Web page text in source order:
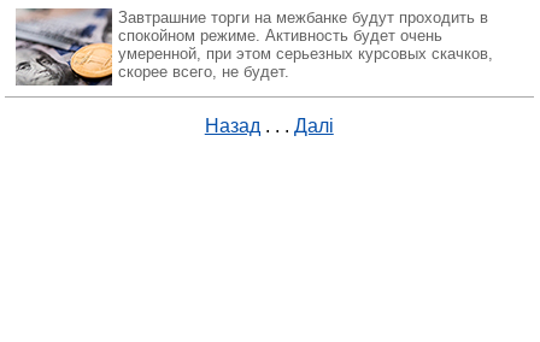
Завтрашние торги на межбанке будут проходить в
спокойном режиме. Активность будет очень
умеренной, при этом серьезных курсовых скачков,
скорее всего, не будет.
Назад . . . Далі